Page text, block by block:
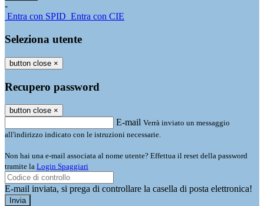
-
Entra con SPID Entra con CIE
Seleziona utente
button close ×
Recupero password
button close ×
E-mail Verrà inviato un messaggio
all'indirizzo indicato con le istruzioni necessarie.
Non hai una e-mail associata al nome utente? Effettua il reset della password
tramite la Login Spaggiari
E-mail inviata, si prega di controllare la casella di posta elettronica!